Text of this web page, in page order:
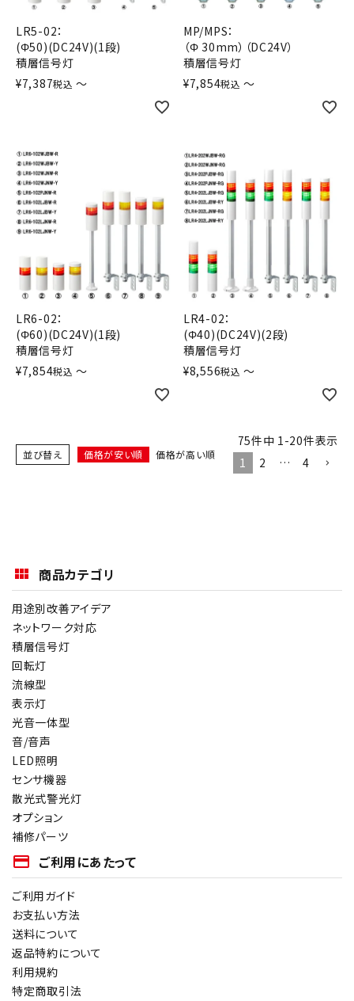
LR5-02：
(Φ50)(DC24V)(1段)
積層信号灯
¥7,387税込 〜
MP/MPS：
（Φ 30mm）（DC24V）
積層信号灯
¥7,854税込 〜
LR6-02：
(Φ60)(DC24V)(1段)
積層信号灯
¥7,854税込 〜
LR4-02：
(Φ40)(DC24V)(2段)
積層信号灯
¥8,556税込 〜
並び替え 価格が安い順 価格が高い順
75件中 1 -20件表示
1
2 … 4
商品カテゴリ
用途別改善アイデア
ネットワーク対応
積層信号灯
回転灯
流線型
表示灯
光音一体型
音/音声
LED照明
センサ機器
散光式警光灯
オプション
補修パーツ
payment ご利用にあたって
ご利用ガイド
お支払い方法
送料について
返品特約について
利用規約
特定商取引法